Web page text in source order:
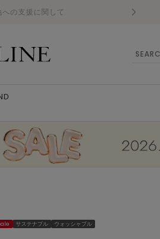
の支援に関して
サステナブル ウォッシャブル
サイズ:F